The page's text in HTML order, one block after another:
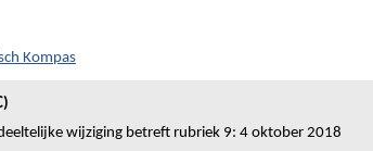
Kompas
wijziging betreft rubriek 9: 4 oktober 2018